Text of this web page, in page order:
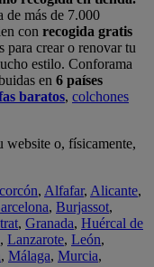
de más de 7.000
con recogida gratis
para crear o renovar tu
estilo. Conforama
en 6 países
baratos, colchones
website o, físicamente,
, Alfafar, Alicante,
, Burjassot,
, Granada, Huércal de
, Lanzarote, León,
, Málaga, Murcia,